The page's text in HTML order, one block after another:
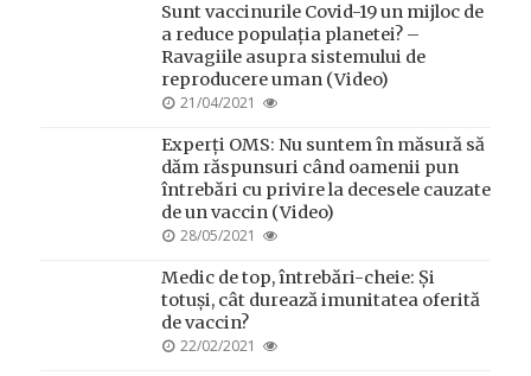
Sunt vaccinurile Covid-19 un mijloc de
a reduce populația planetei? –
Ravagiile asupra sistemului de
reproducere uman (Video)
POSTED
21/04/2021
Experți OMS: Nu suntem în măsură să
dăm răspunsuri când oamenii pun
întrebări cu privire la decesele cauzate
de un vaccin (Video)
POSTED
28/05/2021
Medic de top, întrebări-cheie: Și
totuși, cât durează imunitatea oferită
de vaccin?
POSTED
22/02/2021